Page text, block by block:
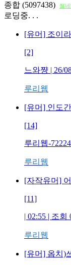
종합 (5097438) 썸
로딩중. . .
[유머] 조이
[2]
느와쨩 | 26/
루리웹
[유머] 인도
[14]
루리웹-
루리웹
[자작유머]
[11]
| 02:55 | 조회
루리웹
[유머] 옵치)